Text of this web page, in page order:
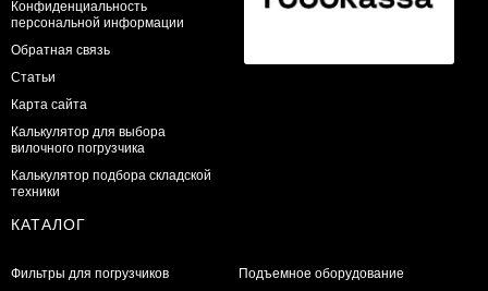
Конфиденциальность
персональной информации
Обратная связь
Статьи
Карта сайта
Калькулятор для выбора
вилочного погрузчика
Калькулятор подбора складской
техники
КАТАЛОГ
Фильтры для погрузчиков
Подъемное оборудование